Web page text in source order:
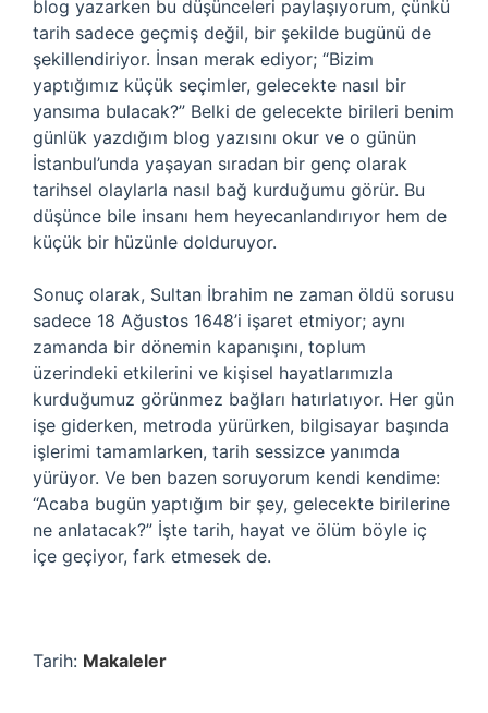
blog yazarken bu düşünceleri paylaşıyorum, çünkü
tarih sadece geçmiş değil, bir şekilde bugünü de
şekillendiriyor. İnsan merak ediyor; “Bizim
yaptığımız küçük seçimler, gelecekte nasıl bir
yansıma bulacak?” Belki de gelecekte birileri benim
günlük yazdığım blog yazısını okur ve o günün
İstanbul’unda yaşayan sıradan bir genç olarak
tarihsel olaylarla nasıl bağ kurduğumu görür. Bu
düşünce bile insanı hem heyecanlandırıyor hem de
küçük bir hüzünle dolduruyor.
Sonuç olarak, Sultan İbrahim ne zaman öldü sorusu
sadece 18 Ağustos 1648’i işaret etmiyor; aynı
zamanda bir dönemin kapanışını, toplum
üzerindeki etkilerini ve kişisel hayatlarımızla
kurduğumuz görünmez bağları hatırlatıyor. Her gün
işe giderken, metroda yürürken, bilgisayar başında
işlerimi tamamlarken, tarih sessizce yanımda
yürüyor. Ve ben bazen soruyorum kendi kendime:
“Acaba bugün yaptığım bir şey, gelecekte birilerine
ne anlatacak?” İşte tarih, hayat ve ölüm böyle iç
içe geçiyor, fark etmesek de.
Tarih: Makaleler